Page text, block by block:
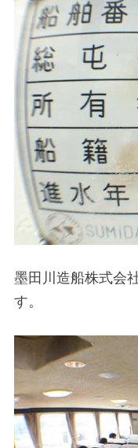
墨田川造船株式会
す。